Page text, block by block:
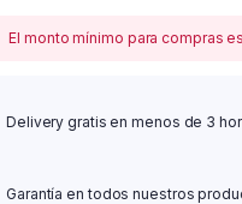
El monto mínimo para compras
Delivery gratis en menos de 3
Garantía en todos nuestros